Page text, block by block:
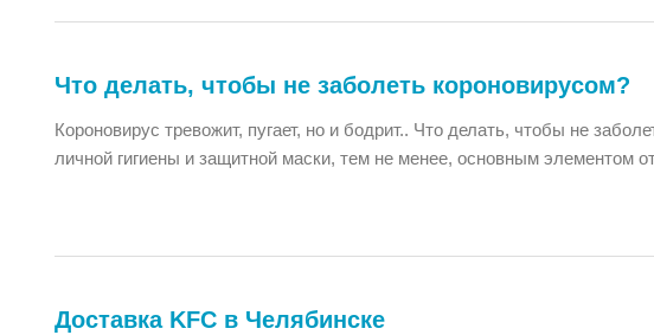
Что делать, чтобы не заболеть короновирусом?
Короновирус тревожит, пугает, но и бодрит.. Что делать, чтобы не
личной гигиены и защитной маски, тем не менее, основным элементом
Доставка KFC в Челябинске